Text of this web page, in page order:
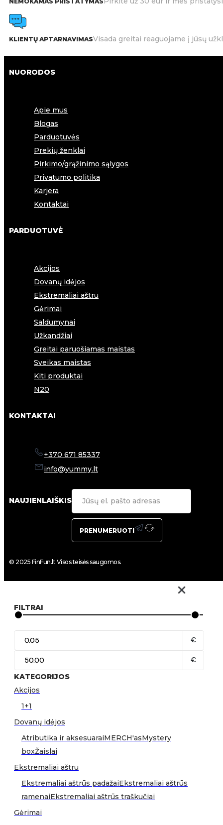
KLIENTŲ APTARNAVIMASVisada greitai reaguojame į jūsų
NUORODOS
Apie mus
Blogas
Parduotuvės
Prekių ženklai
Pirkimo/grąžinimo sąlygos
Privatumo politika
Karjera
Kontaktai
PARDUOTUVĖ
Akcijos
Dovanų idėjos
Ekstremaliai aštru
Gėrimai
Saldumynai
Užkandžiai
Greitai paruošiamas maistas
Sveikas maistas
Kiti produktai
N20
KONTAKTAI
+370 671 85337
info@yummy.lt
NAUJIENLAIŠKIS
PRENUMERUOTI
© 2025 FinFun.lt Visos teisės saugomos.
FILTRAI
€
€
KATEGORIJOS
Akcijos
1+1
Dovanų idėjos
Atributika ir aksesuaraiMERCH'asMystery
boxŽaislai
Ekstremaliai aštru
Ekstremaliai aštrūs padažaiEkstremaliai aštrūs
ramenaiEkstremaliai aštrūs traškučiai
Gėrimai